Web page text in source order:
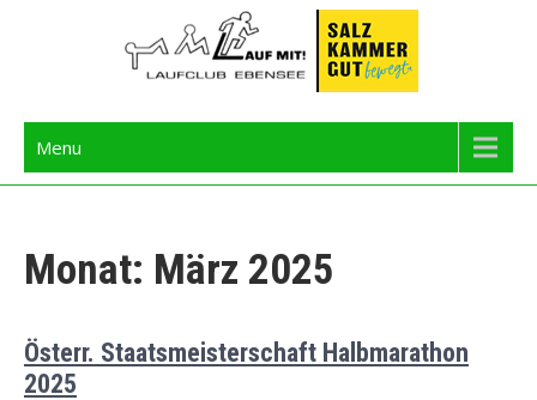
Langbathseelauf
Menu
Monat: März 2025
Österr. Staatsmeisterschaft Halbmarathon
2025